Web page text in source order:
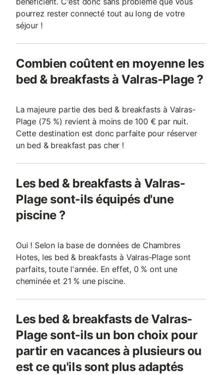
pourrez rester connecté tout au long de votre
séjour !
Combien coûtent en moyenne les
bed & breakfasts à Valras-Plage ?
La majeure partie des bed & breakfasts à Valras-
Plage (75 %) revient à moins de 100 € par nuit.
Cette destination est donc parfaite pour réserver
un bed & breakfast pas cher !
Les bed & breakfasts à Valras-
Plage sont-ils équipés d'une
piscine ?
Oui ! Selon la base de données de Chambres
Hotes, les bed & breakfasts à Valras-Plage sont
parfaits, toute l'année. En effet, 0 % ont une
cheminée et 21 % une piscine.
Les bed & breakfasts de Valras-
Plage sont-ils un bon choix pour
partir en vacances à plusieurs ou
est ce qu'ils sont plus adaptés